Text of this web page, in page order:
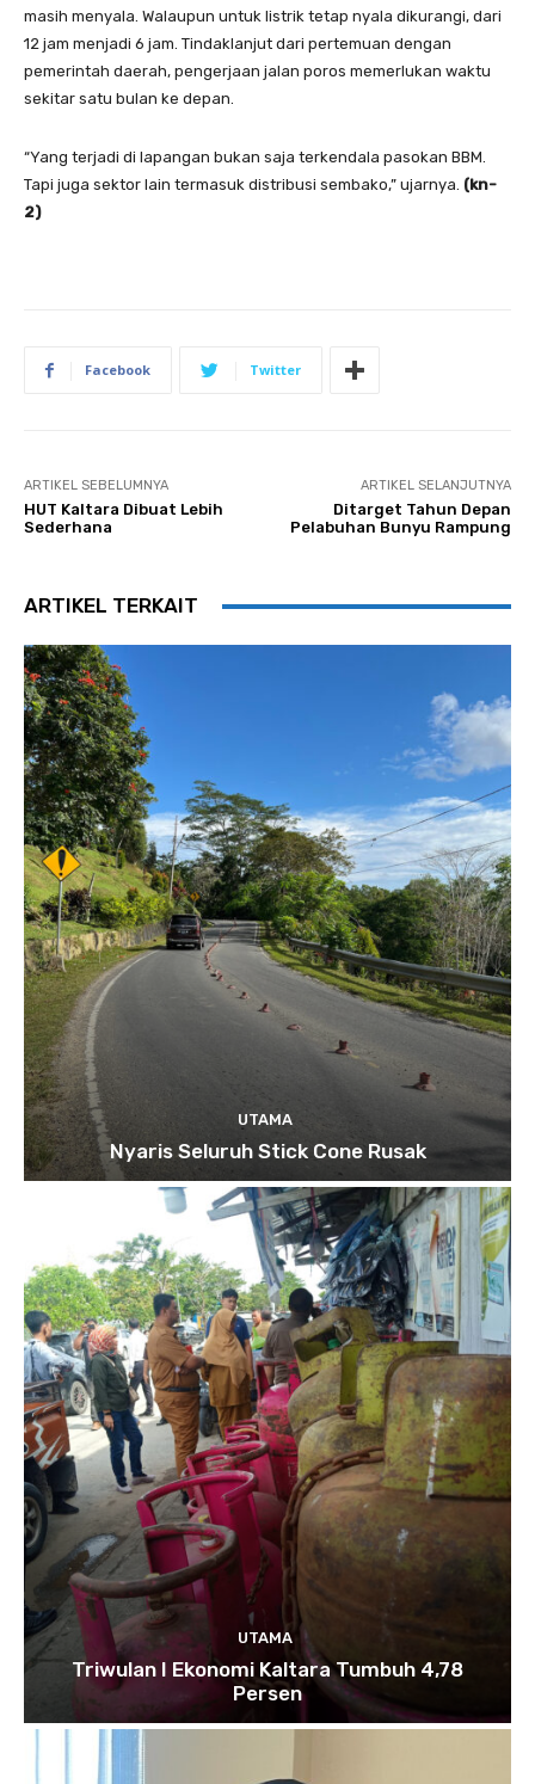
masih menyala. Walaupun untuk listrik tetap nyala dikurangi, dari
12 jam menjadi 6 jam. Tindaklanjut dari pertemuan dengan
pemerintah daerah, pengerjaan jalan poros memerlukan waktu
sekitar satu bulan ke depan.
“Yang terjadi di lapangan bukan saja terkendala pasokan BBM.
Tapi juga sektor lain termasuk distribusi sembako,” ujarnya. (kn-
2)
Facebook Twitter
ARTIKEL SEBELUMNYA
HUT Kaltara Dibuat Lebih
Sederhana
ARTIKEL SELANJUTNYA
Ditarget Tahun Depan
Pelabuhan Bunyu Rampung
ARTIKEL TERKAIT
UTAMA
Nyaris Seluruh Stick Cone Rusak
UTAMA
Triwulan I Ekonomi Kaltara Tumbuh 4,78
Persen